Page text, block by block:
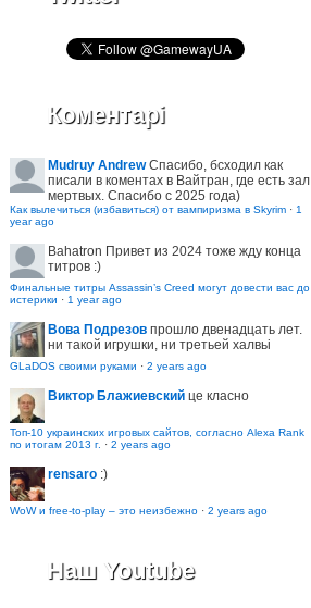
Коментарі
Mudruy Andrew Спасибо, бсходил как
писали в коментах в Вайтран, где есть зал
мертвых. Спасибо с 2025 года)
Как вылечиться (избавиться) от вампиризма в Skyrim · 1
year ago
Bahatron Привет из 2024 тоже жду конца
титров :)
Финальные титры Assassin’s Creed могут довести вас до
истерики · 1 year ago
Вова Подрезов прошло двенадцать лет.
ни такой игрушки, ни третьей халвьі
GLaDOS своими руками · 2 years ago
Виктор Блажиевский це класно
Топ-10 украинских игровых сайтов, согласно Alexa Rank
по итогам 2013 г. · 2 years ago
rensaro :)
WoW и free-to-play – это неизбежно · 2 years ago
Наш Youtube